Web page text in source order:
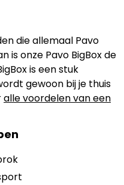
die allemaal Pavo
is onze Pavo BigBox de
is een stuk
gewoon bij je thuis
alle voordelen van een